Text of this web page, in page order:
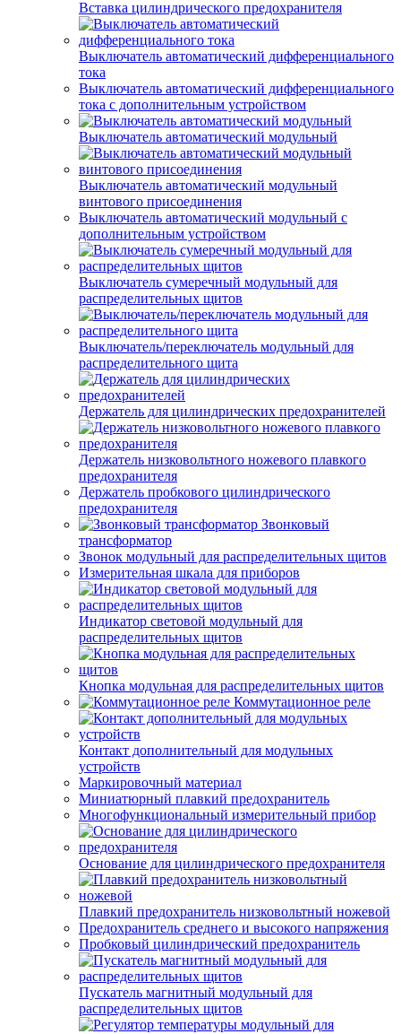
Вставка цилиндрического предохранителя
Выключатель автоматический дифференциального
тока
Выключатель автоматический дифференциального
тока с дополнительным устройством
Выключатель автоматический модульный
Выключатель автоматический модульный
винтового присоединения
Выключатель автоматический модульный с
дополнительным устройством
Выключатель сумеречный модульный для
распределительных щитов
Выключатель/переключатель модульный для
распределительного щита
Держатель для цилиндрических предохранителей
Держатель низковольтного ножевого плавкого
предохранителя
Держатель пробкового цилиндрического
предохранителя
Звонковый
трансформатор
Звонок модульный для распределительных щитов
Измерительная шкала для приборов
Индикатор световой модульный для
распределительных щитов
Кнопка модульная для распределительных щитов
Коммутационное реле
Контакт дополнительный для модульных
устройств
Маркировочный материал
Миниатюрный плавкий предохранитель
Многофункциональный измерительный прибор
Основание для цилиндрического предохранителя
Плавкий предохранитель низковольтный ножевой
Предохранитель среднего и высокого напряжения
Пробковый цилиндрический предохранитель
Пускатель магнитный модульный для
распределительных щитов